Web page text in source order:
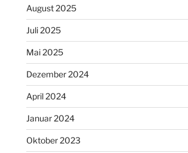
August 2025
Juli 2025
Mai 2025
Dezember 2024
April 2024
Januar 2024
Oktober 2023